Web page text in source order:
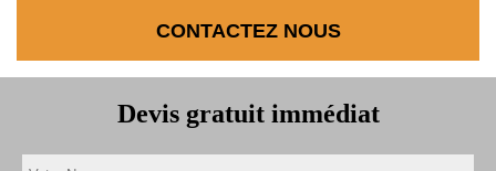
CONTACTEZ NOUS
Devis gratuit immédiat